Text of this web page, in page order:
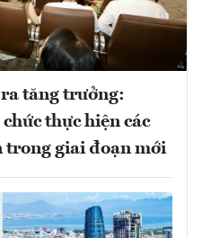
tăng trưởng:
thực hiện các
giai đoạn mới